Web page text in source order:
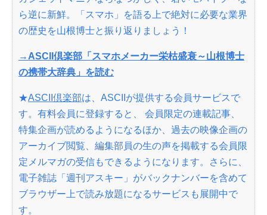
ら逆に新鮮。「スマホ」を語る上で絶対に必要な業界
の歴史を山根博士と振り返りましょう！
→ASCII倶楽部「スマホメーカー栄枯盛衰～山根博士
の携帯大辞典」を読む
★ASCII倶楽部は、ASCIIが提供する会員サービスで
す。有料会員に登録すると、 会員限定の連載記事、
特集企画が読めるようになるほか、過去の映像企画の
アーカイブ閲覧、編集部員の生の声を掲載する会員限
定メルマガの受信もできるようになります。さらに、
電子雑誌「週刊アスキー」がバックナンバーを含めて
ブラウザー上で読み放題になるサービスも展開中で
す。